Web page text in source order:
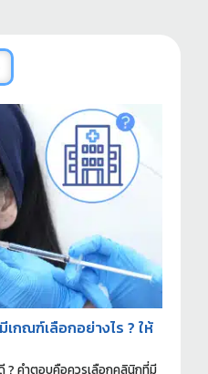
กณฑ์เลือกอย่างไร ? ให้
? คำตอบคือควรเลือกคลินิกที่มี